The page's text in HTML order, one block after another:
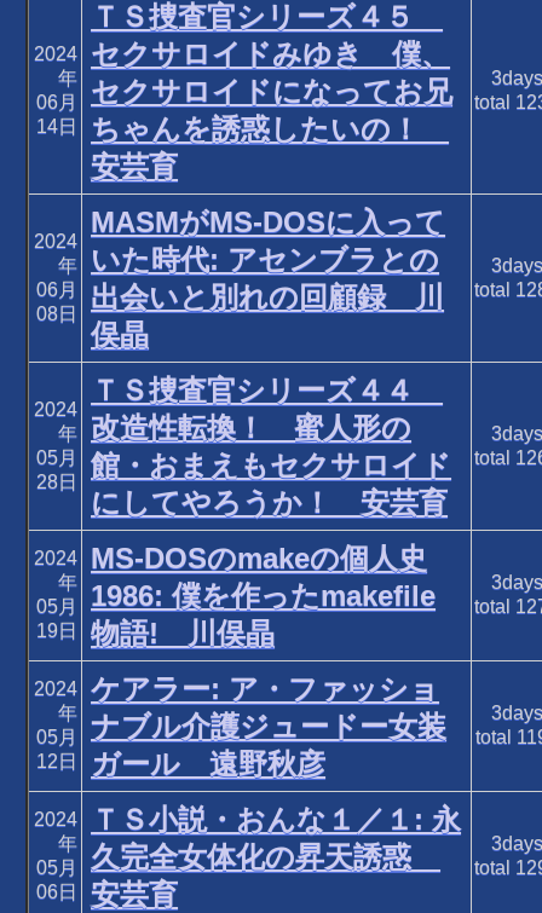
2024
年
06月
14日
ＴＳ捜査官シリーズ４５
セクサロイドみゆき 僕、
セクサロイドになってお兄
ちゃんを誘惑したいの！
安芸育
total
2024
年
06月
08日
MASMがMS-DOSに入って
いた時代: アセンブラとの
出会いと別れの回顧録 川
俣晶
total
2024
年
05月
28日
ＴＳ捜査官シリーズ４４
改造性転換！ 蜜人形の
館・おまえもセクサロイド
にしてやろうか！ 安芸育
total
2024
年
05月
19日
MS-DOSのmakeの個人史
1986: 僕を作ったmakefile
物語! 川俣晶
total
2024
年
05月
12日
ケアラー: ア・ファッショ
ナブル介護ジュードー女装
ガール 遠野秋彦
total
2024
年
05月
06日
ＴＳ小説・おんな１／１: 永
久完全女体化の昇天誘惑
安芸育
total